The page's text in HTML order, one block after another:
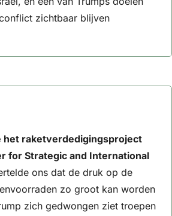
zichtbaar blijven
het raketverdedigingsproject
for Strategic and International
ons dat de druk op de
zo groot kan worden
zich gedwongen ziet troepen